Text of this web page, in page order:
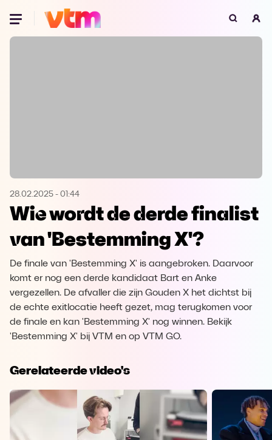
Oeps, browser niet ondersteund
Microsoft Edge Download
Opera Download
28.02.2025 - 01:44
Wie wordt de derde finalist
van 'Bestemming X'?
De finale van 'Bestemming X' is aangebroken. Daarvoor
komt er nog een derde kandidaat Bart en Anke
vergezellen. De afvaller die zijn Gouden X het dichtst bij
de echte exitlocatie heeft gezet, mag terugkomen voor
de finale en kan 'Bestemming X' nog winnen. Bekijk
'Bestemming X' bij VTM en op VTM GO.
Gerelateerde video's